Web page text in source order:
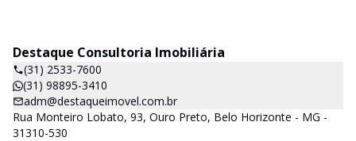
Destaque Consultoria Imobiliária
(31) 2533-7600
(31) 98895-3410
adm@destaqueimovel.com.br
Rua Monteiro Lobato, 93, Ouro Preto, Belo Horizonte - MG -
31310-530